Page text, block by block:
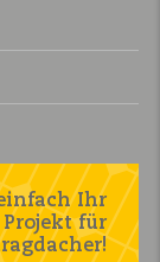
Ihr
für